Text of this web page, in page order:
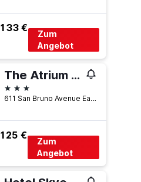
133 €
Zum
Angebot
The Atrium Hotel
3 Sterne
611 San Bruno Avenue East, San Bruno, CA, USA
125 €
Zum
Angebot